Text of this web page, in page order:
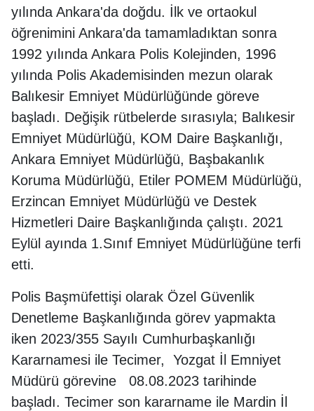
yılında Ankara'da doğdu. İlk ve ortaokul
öğrenimini Ankara'da tamamladıktan sonra
1992 yılında Ankara Polis Kolejinden, 1996
yılında Polis Akademisinden mezun olarak
Balıkesir Emniyet Müdürlüğünde göreve
başladı. Değişik rütbelerde sırasıyla; Balıkesir
Emniyet Müdürlüğü, KOM Daire Başkanlığı,
Ankara Emniyet Müdürlüğü, Başbakanlık
Koruma Müdürlüğü, Etiler POMEM Müdürlüğü,
Erzincan Emniyet Müdürlüğü ve Destek
Hizmetleri Daire Başkanlığında çalıştı. 2021
Eylül ayında 1.Sınıf Emniyet Müdürlüğüne terfi
etti.
Polis Başmüfettişi olarak Özel Güvenlik
Denetleme Başkanlığında görev yapmakta
iken 2023/355 Sayılı Cumhurbaşkanlığı
Kararnamesi ile Tecimer, Yozgat İl Emniyet
Müdürü görevine 08.08.2023 tarihinde
başladı. Tecimer son kararname ile Mardin İl